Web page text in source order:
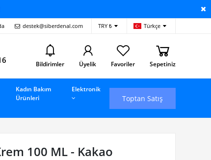
destek@siberdenal.com TRY ₺ Türkçe
Bildirimler Üyelik Favoriler Sepetiniz
Kadın Bakım
Ürünleri
Elektronik
Toptan Satış
100 ML - Kakao